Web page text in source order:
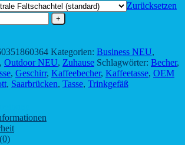
Zurücksetzen
Kategorien: Business NEU,
, Outdoor NEU, Zuhause Schlagwörter: Becher,
, Geschirr, Kaffeebecher, Kaffeetasse, OEM
, Saarbrücken, Tasse, Trinkgefäß